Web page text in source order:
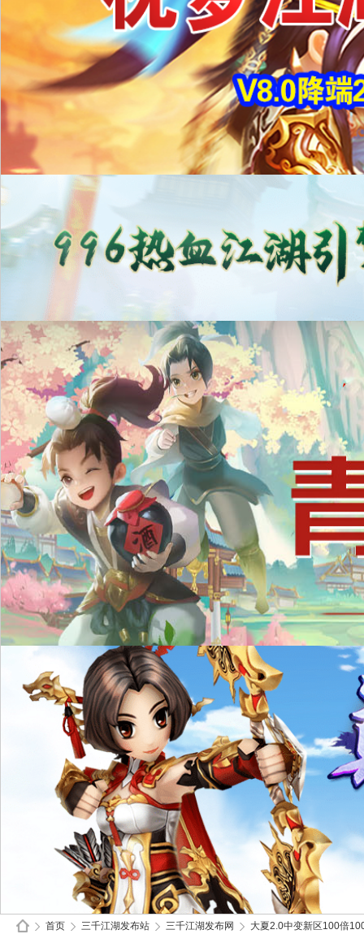
首页 三千江湖发布站 三千江湖发布网 大夏2.0中变新区100倍